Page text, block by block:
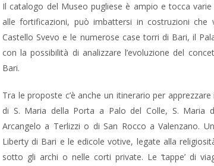
Il catalogo del Museo pugliese è ampio e tocca
alle fortificazioni, può imbattersi in costruzioni
Castello Svevo e le numerose case torri di Bari, il
con la possibilità di analizzare l’evoluzione del
Bari.
Tra le proposte c’è anche un itinerario per apprezzare
di S. Maria della Porta a Palo del Colle, S. Maria
Arcangelo a Terlizzi o di San Rocco a Valenzano.
Liberty di Bari e le edicole votive, legate alla
sotto gli archi o nelle corti private. Le ‘tappe’ di